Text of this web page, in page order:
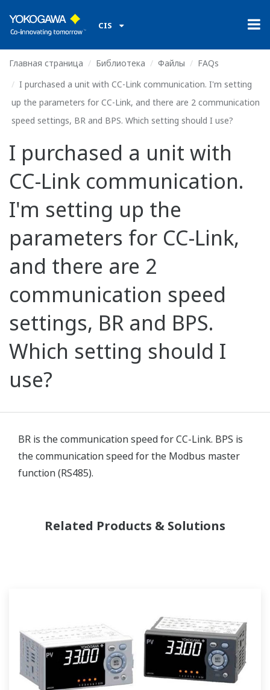
CIS
Главная страница Библиотека Файлы
FAQs
I purchased a unit with CC-Link communication. I'm setting
up the parameters for CC-Link, and there are 2 communication
speed settings, BR and BPS. Which setting should I use?
I purchased a unit with
CC-Link communication.
I'm setting up the
parameters for CC-Link,
and there are 2
communication speed
settings, BR and BPS.
Which setting should I
use?
BR is the communication speed for CC-Link. BPS is
the communication speed for the Modbus master
function (RS485).
Related Products & Solutions